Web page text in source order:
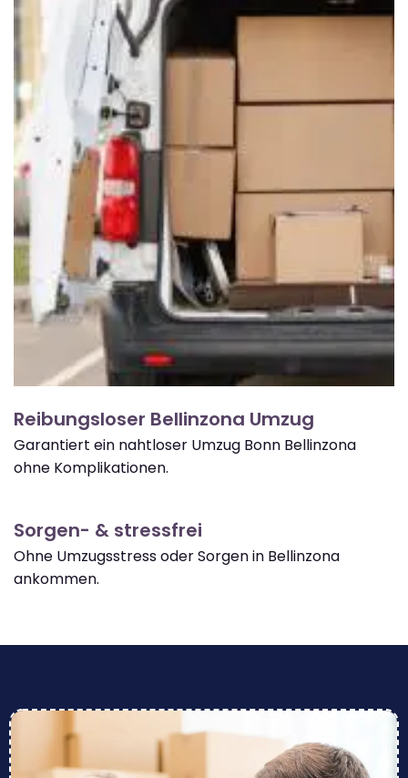
Reibungsloser Bellinzona Umzug
Garantiert ein nahtloser Umzug Bonn Bellinzona
ohne Komplikationen.
Sorgen- & stressfrei
Ohne Umzugsstress oder Sorgen in Bellinzona
ankommen.